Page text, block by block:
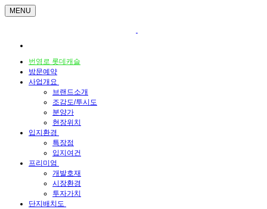
MENU
번영로 롯데캐슬
방문예약
사업개요
브랜드소개
조감도/투시도
분양가
현장위치
입지환경
특장점
입지여건
프리미엄
개발호재
시장환경
투자가치
단지배치도